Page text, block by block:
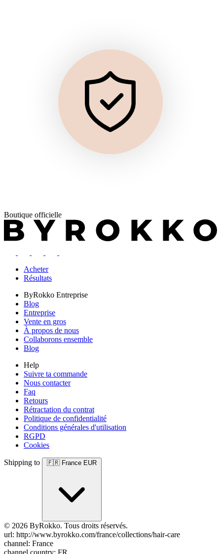
Boutique officielle
Acheter
Résultats
ByRokko Entreprise
Blog
Entreprise
Vente en gros
À propos de nous
Collaborons ensemble
Blog
Help
Suivre ta commande
Nous contacter
Faq
Retours
Rétractation du contrat
Politique de confidentialité
Conditions générales d'utilisation
RGPD
Cookies
Shipping to 🇫🇷 France EUR
© 2026 ByRokko. Tous droits réservés.
url: http://www.byrokko.com/france/collections/hair-care
channel: France